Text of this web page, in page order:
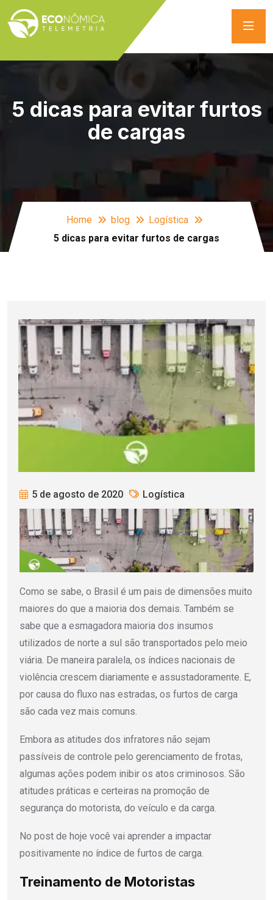
5 dicas para evitar furtos
de cargas
Home blog
Logística
5 dicas para evitar furtos de cargas
5 de agosto de 2020 Logística
Como se sabe, o Brasil é um pais de dimensões muito
maiores do que a maioria dos demais. Também se
sabe que a esmagadora maioria dos insumos
utilizados de norte a sul são transportados pelo meio
viária. De maneira paralela, os índices nacionais de
violência crescem diariamente e assustadoramente. E,
por causa do fluxo nas estradas, os furtos de carga
são cada vez mais comuns.
Embora as atitudes dos infratores não sejam
passíveis de controle pelo gerenciamento de frotas,
algumas ações podem inibir os atos criminosos. São
atitudes práticas e certeiras na promoção de
segurança do motorista, do veículo e da carga.
No post de hoje você vai aprender a impactar
positivamente no índice de furtos de carga.
Treinamento de Motoristas